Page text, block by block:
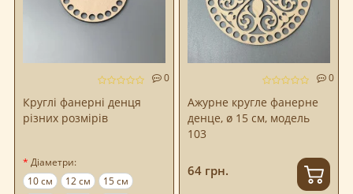
0
Круглі фанерні денця
різних розмірів
Діаметри:
10 см
12 см
15 см
0
Ажурне кругле фанерне
денце, ø 15 см, модель
103
64 грн.